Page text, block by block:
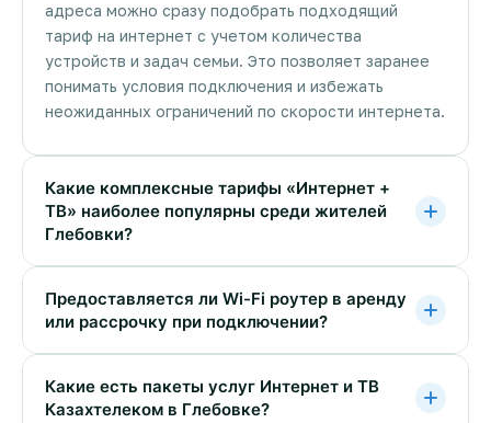
адреса можно сразу подобрать подходящий
тариф на интернет с учетом количества
устройств и задач семьи. Это позволяет заранее
понимать условия подключения и избежать
неожиданных ограничений по скорости интернета.
Какие комплексные тарифы «Интернет +
ТВ» наиболее популярны среди жителей
Глебовки?
Предоставляется ли Wi-Fi роутер в аренду
или рассрочку при подключении?
Какие есть пакеты услуг Интернет и ТВ
Казахтелеком в Глебовке?